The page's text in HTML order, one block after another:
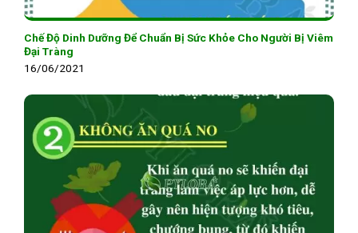
Chế Độ Dinh Dưỡng Để Chuẩn Bị Sức Khỏe Cho Người Bị Viêm
Đại Tràng
16/06/2021